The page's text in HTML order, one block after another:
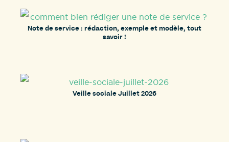
Note de service : rédaction, exemple et modèle, tout
savoir !
Veille sociale Juillet 2026